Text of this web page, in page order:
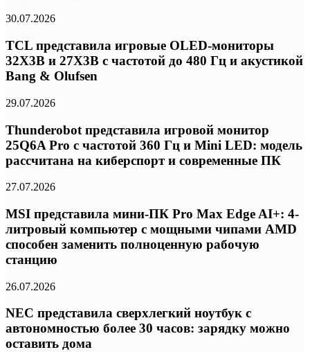
30.07.2026
TCL представила игровые OLED-мониторы
32X3B и 27X3B с частотой до 480 Гц и акустикой
Bang & Olufsen
29.07.2026
Thunderobot представила игровой монитор
25Q6A Pro с частотой 360 Гц и Mini LED: модель
рассчитана на киберспорт и современные ПК
27.07.2026
MSI представила мини-ПК Pro Max Edge AI+: 4-
литровый компьютер с мощными чипами AMD
способен заменить полноценную рабочую
станцию
26.07.2026
NEC представила сверхлегкий ноутбук с
автономностью более 30 часов: зарядку можно
оставить дома